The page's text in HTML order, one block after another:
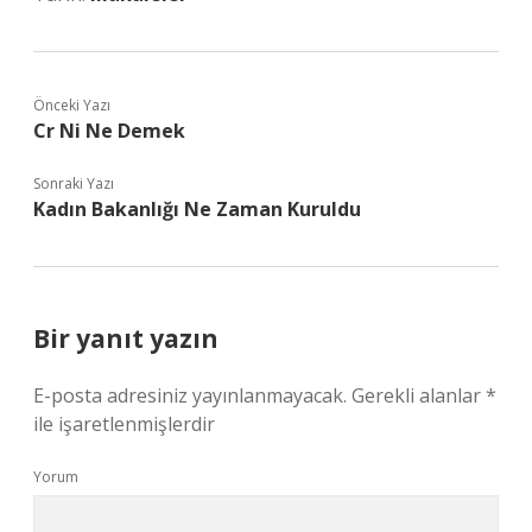
Önceki Yazı
Cr Ni Ne Demek
Sonraki Yazı
Kadın Bakanlığı Ne Zaman Kuruldu
Bir yanıt yazın
E-posta adresiniz yayınlanmayacak. Gerekli alanlar*
ile işaretlenmişlerdir
Yorum